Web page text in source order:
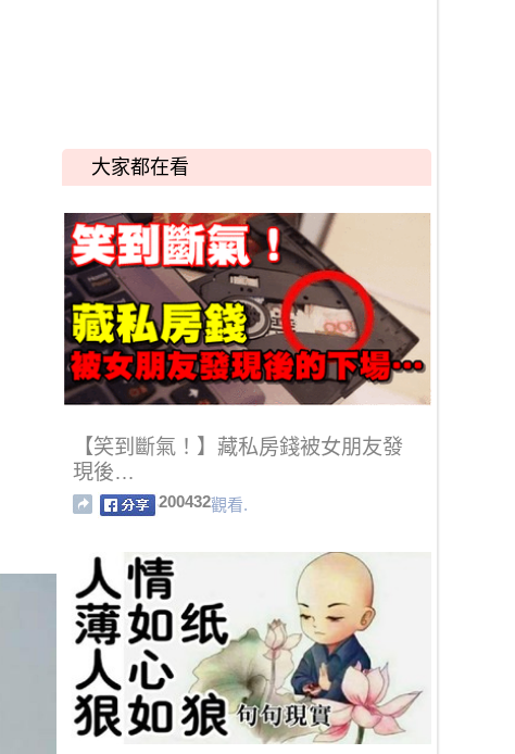
大家都在看
【笑到斷氣！】藏私房錢被女朋友發
現後…
200432觀看.